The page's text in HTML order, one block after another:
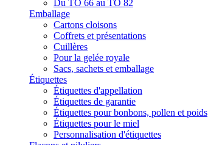
Du TO 66 au TO 82
Emballage
Cartons cloisons
Coffrets et présentations
Cuillères
Pour la gelée royale
Sacs, sachets et emballage
Étiquettes
Étiquettes d'appellation
Étiquettes de garantie
Étiquettes pour bonbons, pollen et poids
Étiquettes pour le miel
Personnalisation d'étiquettes